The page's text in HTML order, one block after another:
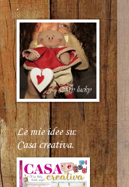
.
Le mie idee su:
Casa creativa.